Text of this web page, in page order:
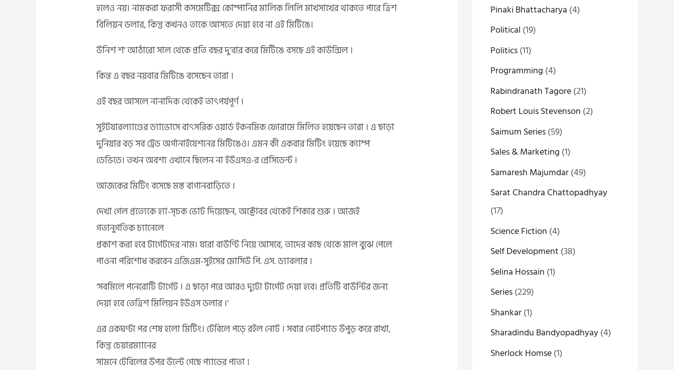
হলেও নয়। নামকরা ফরাসী কসমেটিক্স কোম্পানির মালিক লিলি মাখসাখের থাকতে পারে ত্রিশ
বিলিয়ন ডলার, কিন্তু কখনও তাকে আসতে দেয়া হবে না এই মিটিঙে।
উনিশ শ’ আঠারো সাল থেকে প্রতি বছর দু’বার করে মিটিঙে বসছে এই কাউন্সিল ।
কিন্ত এ বছর নয়বার মিটিঙে বসেছেন তারা ।
এই বছর আসলে নানাদিক থেকেই তাৎপর্যপূর্ণ ।
সুইটযারল্যাণ্ডের ড্যাভোসে বাৎসরিক ওয়ার্ড ইকনমিক ফোরামে মিলিত হয়েছেন তারা । এ ছাড়া
দুনিয়ার বড় সব ট্রেড অর্গানাইযেশনের মিটিঙেও। এমন কী একবার মিটিং হয়েছে ক্যাম্প
ডেভিডে। তখন অবশ্য ওখানে ছিলেন না ইউএসএ-র প্রেসিডেন্ট ।
আজকের মিটিং বসেছে মস্ত বাগানবাড়িতে ।
দেখা গেল প্রত্যেকে হ্যা-সৃচক ভোট দিয়েছেন, অক্টোবর থেকেই শিকার শুরু । আজই
গতানুগতিক চ্যানেলে
প্রকাশ করা হবে টার্গেটদের নাম। যারা বাউণ্টি নিয়ে আসবে, তাদের কাছ থেকে মাল বুঝে পেলে
পাওনা পরিশোধ করবেন এজিএম-সুইসের মোসিউ পি. এস. ড্যাবলার ।
‘সবমিলে পনেরোটি টার্গেট । এ ছাড়া পরে আরও দুটো টার্গেট দেয়া হবে। প্রতিটি বাউন্টির জন্য
দেয়া হবে তেত্রিশ মিলিয়ন ইউএস ডলার ।’
এর একঘণ্টা পর শেষ হলো মিটিং। টেবিলে পড়ে রইল নোট । সবার নোটপ্যাড উপুড় করে রাখা,
কিন্তু চেয়ারম্যানের
সামনে টেবিলের উপর উল্টে গেছে প্যাডের পাতা ।
Pinaki Bhattacharya (4)
Political (19)
Politics(11)
Programming (4)
Rabindranath Tagore(21)
Robert Louis Stevenson (2)
Saimum Series(59)
Sales & Marketing (1)
Samaresh Majumdar(49)
Sarat Chandra Chattopadhyay
(17)
Science Fiction (4)
Self Development (38)
Selina Hossain (1)
Series(229)
Shankar(1)
Sharadindu Bandyopadhyay(4)
Sherlock Homse(1)